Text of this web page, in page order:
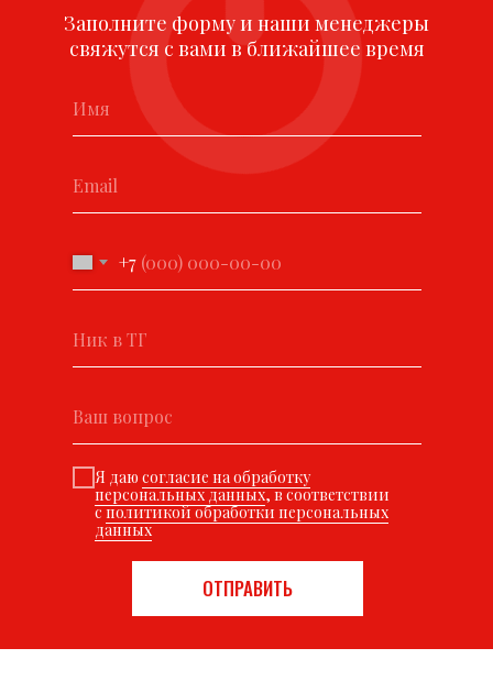
Заполните форму и наши менеджеры
свяжутся с вами в ближайшее время
+7
Я даю согласие на обработку
персональных данных, в соответствии
сполитикой обработки персональных
данных
ОТПРАВИТЬ